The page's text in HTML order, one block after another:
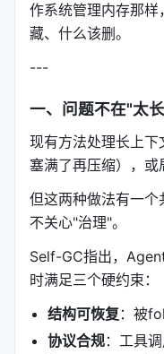
作系统管理内存那
藏、什么该删。
---
一、问题不在"太
现有方法处理长上下
塞满了再压缩），或
但这两种做法有一
不关心"治理"。
Self-GC指出，
时满足三个硬约束：
结构可恢复 ：被
协议合规：工具